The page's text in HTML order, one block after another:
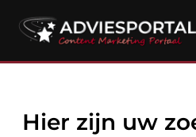
Hier zijn uw